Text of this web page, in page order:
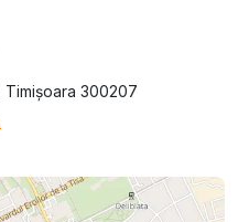
Timișoara 300207